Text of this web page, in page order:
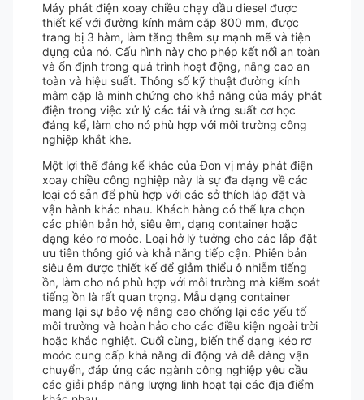
Máy phát điện xoay chiều chạy dầu diesel được
thiết kế với đường kính mâm cặp 800 mm, được
trang bị 3 hàm, làm tăng thêm sự mạnh mẽ và tiện
dụng của nó. Cấu hình này cho phép kết nối an toàn
và ổn định trong quá trình hoạt động, nâng cao an
toàn và hiệu suất. Thông số kỹ thuật đường kính
mâm cặp là minh chứng cho khả năng của máy phát
điện trong việc xử lý các tải và ứng suất cơ học
đáng kể, làm cho nó phù hợp với môi trường công
nghiệp khắt khe.
Một lợi thế đáng kể khác của Đơn vị máy phát điện
xoay chiều công nghiệp này là sự đa dạng về các
loại có sẵn để phù hợp với các sở thích lắp đặt và
vận hành khác nhau. Khách hàng có thể lựa chọn
các phiên bản hở, siêu êm, dạng container hoặc
dạng kéo rơ moóc. Loại hở lý tưởng cho các lắp đặt
ưu tiên thông gió và khả năng tiếp cận. Phiên bản
siêu êm được thiết kế để giảm thiểu ô nhiễm tiếng
ồn, làm cho nó phù hợp với môi trường mà kiểm soát
tiếng ồn là rất quan trọng. Mẫu dạng container
mang lại sự bảo vệ nâng cao chống lại các yếu tố
môi trường và hoàn hảo cho các điều kiện ngoài trời
hoặc khắc nghiệt. Cuối cùng, biến thể dạng kéo rơ
moóc cung cấp khả năng di động và dễ dàng vận
chuyển, đáp ứng các ngành công nghiệp yêu cầu
các giải pháp năng lượng linh hoạt tại các địa điểm